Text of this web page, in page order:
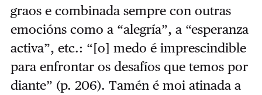
graos e combinada sempre con outras
emocións como a “alegría”, a “esperanza
activa”, etc.: “[o] medo é imprescindible
para enfrontar os desafíos que temos por
diante” (p. 206). Tamén é moi atinada a